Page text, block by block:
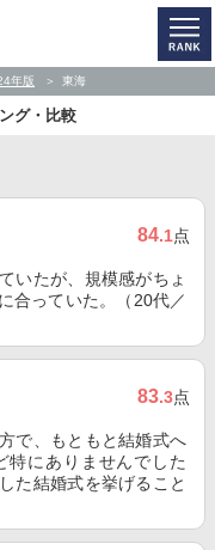
年版 東海
グ・比較
84.1点
いたが、規模感がちょ
合っていた。（20代／
83.3点
で、もともと結婚式へ
特にありませんでした
た結婚式を挙げること